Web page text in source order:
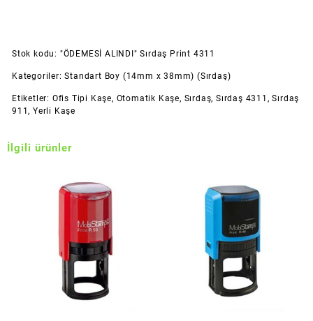
Stok kodu: "ÖDEMESİ ALINDI" Sırdaş Print 4311
Kategoriler:Standart Boy (14mm x 38mm) (Sırdaş)
Etiketler: Ofis Tipi Kaşe, Otomatik Kaşe, Sırdaş,Sırdaş 4311 ,Sırdaş
911 ,Yerli Kaşe
İlgili ürünler